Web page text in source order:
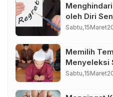
oleh Diri
Sabtu,15Maret
Memilih
Menyeleksi
Sabtu,15Maret